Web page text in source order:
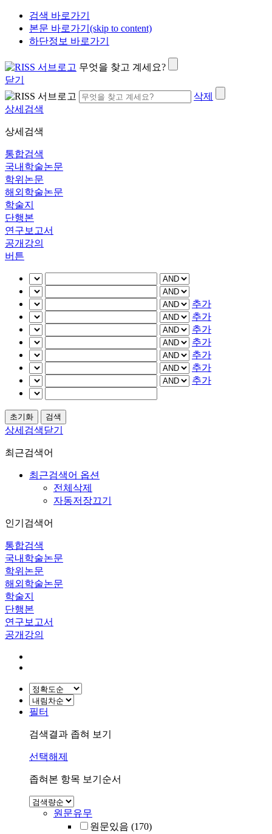
검색 바로가기
본문 바로가기(skip to content)
하단정보 바로가기
무엇을 찾고 계세요?
닫기
삭제
상세검색
상세검색
통합검색
국내학술논문
학위논문
해외학술논문
학술지
단행본
연구보고서
공개강의
버튼
추가
추가
추가
추가
추가
추가
추가
상세검색닫기
최근검색어
최근검색어 옵션
전체삭제
자동저장끄기
인기검색어
통합검색
국내학술논문
학위논문
해외학술논문
학술지
단행본
연구보고서
공개강의
필터
검색결과 좁혀 보기
선택해제
좁혀본 항목 보기순서
원문유무
원문있음 (170)